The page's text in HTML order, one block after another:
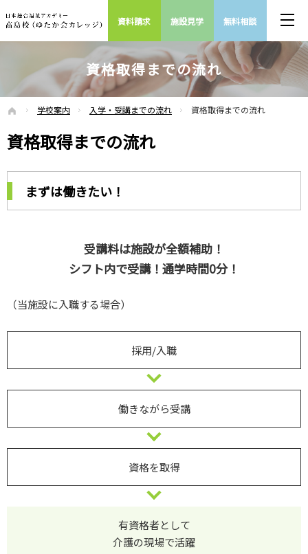
資格取得までの流れ
ホーム学校案内 入学・受講までの流れ 資格取得までの流れ
資格取得までの流れ
まずは働きたい！
受講料は施設が全額補助！
シフト内で受講！通学時間0分！
（当施設に入職する場合）
採用/入職
働きながら受講
資格を取得
有資格者として
介護の現場で活躍
資料請求 施設見学 無料相談
ホーム
応募メリット
応募メリット
当施設のよいところ
仕事について
仕事を知る
スタッフの1日の仕事の流れ
募集要項
募集要項
採用までの流れ
施設案内
施設概要
私たちが学校を持つ理由
理事長挨拶
アクセス
学校案内
学校概要
目指せるキャリア
日程一覧
入学・受講までの流れ
お問合せ